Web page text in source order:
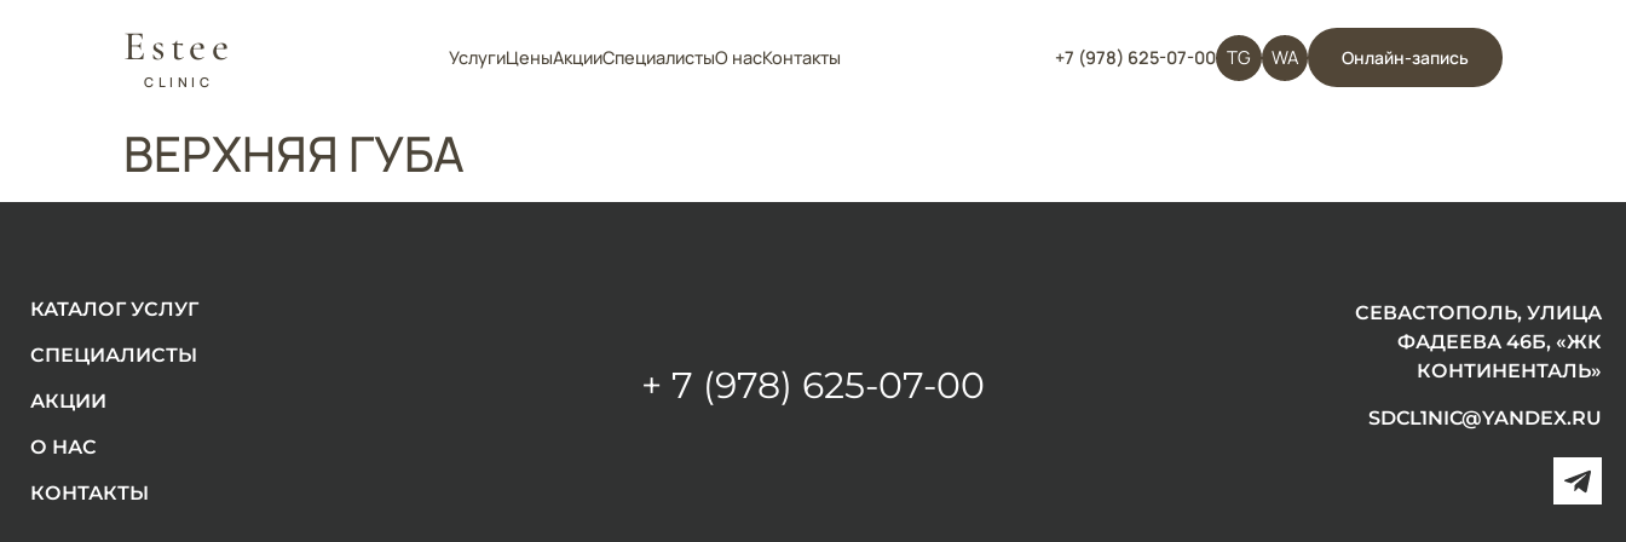
Estee
CLINIC
УслугиЦеныАкцииСпециалистыО насКонтакты +7 (978) 625-07-00 TG WA Онлайн-запись
ВЕРХНЯЯ ГУБА
КАТАЛОГ УСЛУГ
СПЕЦИАЛИСТЫ
АКЦИИ
О НАС
КОНТАКТЫ
+ 7 (978) 625-07-00
СЕВАСТОПОЛЬ, УЛИЦА
ФАДЕЕВА 46Б, «ЖК
КОНТИНЕНТАЛЬ»
SDCL1NIC@YANDEX.RU